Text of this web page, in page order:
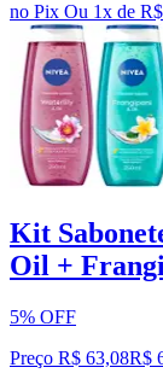
no Pix Ou 1x de
Kit
Oil +
5% OFF
Preço R$ 63,08R$